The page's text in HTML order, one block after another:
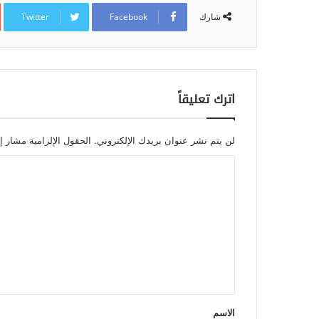
شارك Facebook
Twitter
اترك تعليقاً
لن يتم نشر عنوان بريدك الإلكتروني. الحقول الإلزامية مشار
الاسم